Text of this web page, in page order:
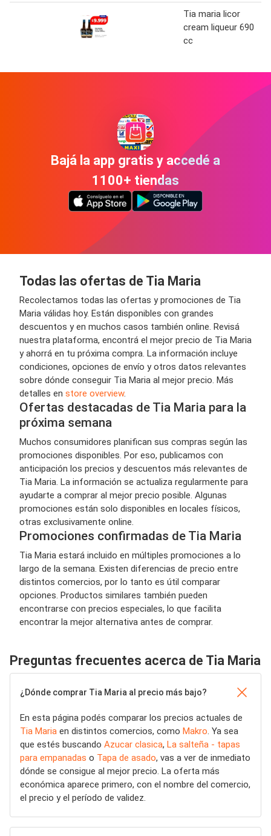
Tia maria licor
cream liqueur 690
cc
Bajá la app gratis y accedé a
1100+ tiendas
Todas las ofertas de Tia Maria
Recolectamos todas las ofertas y promociones de Tia
Maria válidas hoy. Están disponibles con grandes
descuentos y en muchos casos también online. Revisá
nuestra plataforma, encontrá el mejor precio de Tia Maria
y ahorrá en tu próxima compra. La información incluye
condiciones, opciones de envío y otros datos relevantes
sobre dónde conseguir Tia Maria al mejor precio. Más
detalles en store overview.
Ofertas destacadas de Tia Maria para la
próxima semana
Muchos consumidores planifican sus compras según las
promociones disponibles. Por eso, publicamos con
anticipación los precios y descuentos más relevantes de
Tia Maria. La información se actualiza regularmente para
ayudarte a comprar al mejor precio posible. Algunas
promociones están solo disponibles en locales físicos,
otras exclusivamente online.
Promociones confirmadas de Tia Maria
Tia Maria estará incluido en múltiples promociones a lo
largo de la semana. Existen diferencias de precio entre
distintos comercios, por lo tanto es útil comparar
opciones. Productos similares también pueden
encontrarse con precios especiales, lo que facilita
encontrar la mejor alternativa antes de comprar.
Preguntas frecuentes acerca de Tia Maria
¿Dónde comprar Tia Maria al precio más bajo?
En esta página podés comparar los precios actuales de
Tia Maria en distintos comercios, como Makro . Ya sea
que estés buscando Azucar clasica, La salteña - tapas
para empanadas o Tapa de asado, vas a ver de inmediato
dónde se consigue al mejor precio. La oferta más
económica aparece primero, con el nombre del comercio,
el precio y el período de validez.